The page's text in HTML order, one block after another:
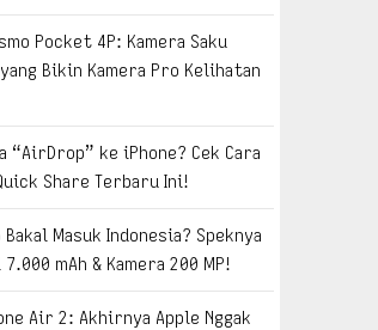
Pocket 4P: Kamera Saku
yang Bikin Kamera Pro Kelihatan
“AirDrop” ke iPhone? Cek Cara
Share Terbaru Ini!
Bakal Masuk Indonesia? Speknya
mAh & Kamera 200 MP!
Air 2: Akhirnya Apple Nggak